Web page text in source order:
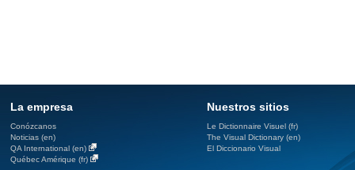
La empresa
Conózcanos
Noticias (en)
QA International (en)
Québec Amérique (fr)
Nuestros sitios
Le Dictionnaire Visuel (fr)
The Visual Dictionary (en)
El Diccionario Visual